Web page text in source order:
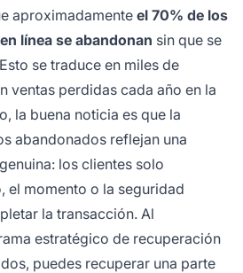
aproximadamente el 70% de los
línea se abandonan sin que se
se traduce en miles de
ventas perdidas cada año en la
la buena noticia es que la
abandonados reflejan una
los clientes solo
el momento o la seguridad
la transacción. Al
estratégico de recuperación
puedes recuperar una parte